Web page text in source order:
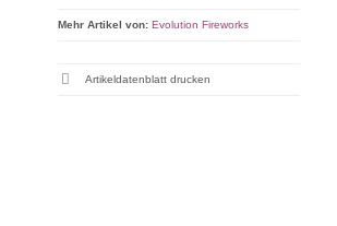
Mehr Artikel von: Evolution Fireworks
Artikeldatenblatt drucken